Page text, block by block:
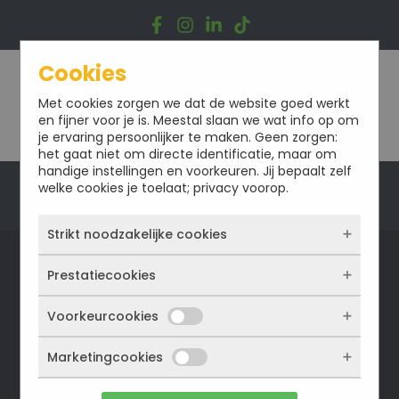
Offerte
VACATURE
Cookies
Met cookies zorgen we dat de website goed werkt
en fijner voor je is. Meestal slaan we wat info op om
je ervaring persoonlijker te maken. Geen zorgen:
het gaat niet om directe identificatie, maar om
handige instellingen en voorkeuren. Jij bepaalt zelf
welke cookies je toelaat; privacy voorop.
Strikt noodzakelijke cookies
Deze cookies zorgen ervoor dat de website
überhaupt werkt. Ze zijn dus altijd actief en
kunnen niet worden uitgezet. Meestal worden
ze alleen geplaatst als jij iets doet, zoals
inloggen, een formulier invullen of je
privacyvoorkeuren opslaan. Je kunt je browser
zo instellen dat hij deze cookies blokkeert of je
Prestatiecookies
Met deze cookies zien we hoe vaak onze site
bezocht wordt, waar bezoekers vandaan
komen en welke pagina’s populair zijn. Zo
kunnen we de website blijven verbeteren.
Alles wat we meten is anoniem, we weten dus
Voorkeurcookies
Deze cookies onthouden jouw voorkeuren.
Bijvoorbeeld taalkeuze of ingevulde gegevens.
Marketingcookies